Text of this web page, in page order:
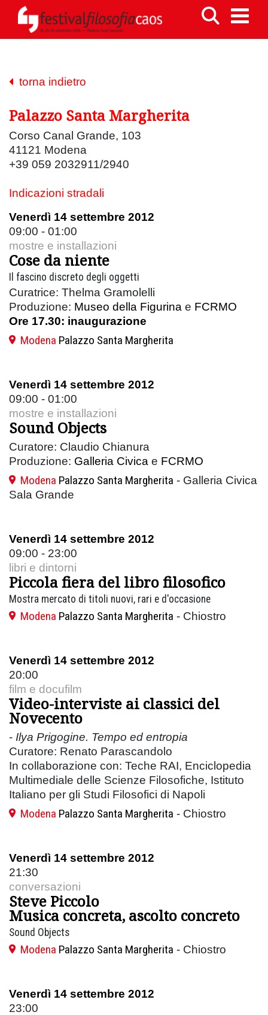
torna indietro
Palazzo Santa Margherita
Corso Canal Grande, 103
41121 Modena
+39 059 2032911/2940
Indicazioni stradali
Venerdì 14 settembre 2012
09:00 - 01:00
mostre e installazioni
Cose da niente
Il fascino discreto degli oggetti
Curatrice: Thelma Gramolelli
Produzione: Museo della Figurina e FCRMO
Ore 17.30: inaugurazione
Modena Palazzo Santa Margherita
Venerdì 14 settembre 2012
09:00 - 01:00
mostre e installazioni
Sound Objects
Curatore: Claudio Chianura
Produzione: Galleria Civica e FCRMO
Modena Palazzo Santa Margherita - Galleria Civica
Sala Grande
Venerdì 14 settembre 2012
09:00 - 23:00
libri e dintorni
Piccola fiera del libro filosofico
Mostra mercato di titoli nuovi, rari e d'occasione
Modena Palazzo Santa Margherita - Chiostro
Venerdì 14 settembre 2012
20:00
film e docufilm
Video-interviste ai classici del
Novecento
- Ilya Prigogine. Tempo ed entropia
Curatore: Renato Parascandolo
In collaborazione con: Teche RAI, Enciclopedia
Multimediale delle Scienze Filosofiche, Istituto
Italiano per gli Studi Filosofici di Napoli
Modena Palazzo Santa Margherita - Chiostro
Venerdì 14 settembre 2012
21:30
conversazioni
Steve Piccolo
Musica concreta, ascolto concreto
Sound Objects
Modena Palazzo Santa Margherita - Chiostro
Venerdì 14 settembre 2012
23:00